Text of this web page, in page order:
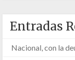
Entradas
Nacional, con la